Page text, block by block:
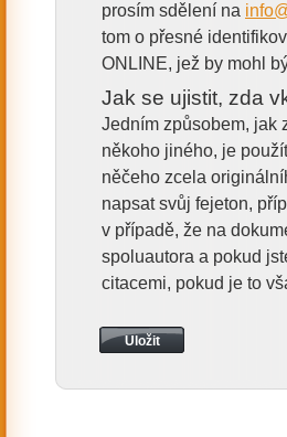
prosím sdělení na
tom o přesné
ONLINE, jež by mohl
Jak se ujistit, zda
Jedním způsobem, jak
někoho jiného, je
něčeho zcela
napsat svůj fejeton,
v případě, že na
spoluautora a pokud
citacemi, pokud je to